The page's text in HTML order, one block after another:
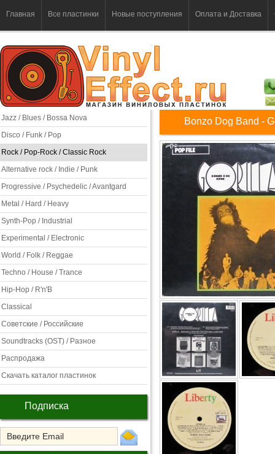
Главная Все пластинки Новые поступления Оплата и Доставка
Jazz / Blues / Bossa Nova
Disco / Funk / Pop
Rock / Pop-Rock / Classic Rock
Alternative rock / Indie / Punk
Progressive / Psychedelic / Avantgard
Metal / Hard / Heavy
Synth-Pop / Industrial
Experimental / Electronic
World / Folk / Reggae
Techno / House / Trance
Hip-Hop / R'n'B
Classical
Советские / Российские
Soundtracks (OST) / Разное
Распродажа
Скачать каталог пластинок
Подписка
Bonzo Dog Band -